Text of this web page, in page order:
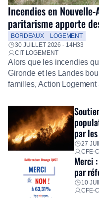
Incendies en
paritarisme apporte
salariés
BORDEAUX
LOGEMENT
30 JUILLET 2026 - 14H33
CIT LOGEMENT
Alors que les incendies
Gironde et les Landes
familles, Action Logement
Fidèle à sa mission
immédiatement ses
personnalisé, des aides
premières dépenses, […]
par
27
CFE-
Merci
par
10
CFE-